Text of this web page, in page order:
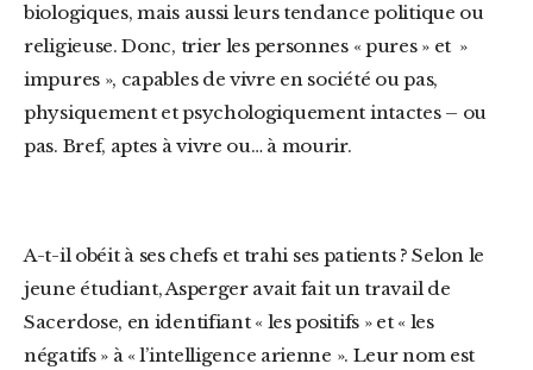
biologiques, mais aussi leurs tendance politique ou
religieuse. Donc, trier les personnes « pures » et »
impures », capables de vivre en société ou pas,
physiquement et psychologiquement intactes – ou
pas. Bref, aptes à vivre ou… à mourir.
A-t-il obéit à ses chefs et trahi ses patients ? Selon le
jeune étudiant, Asperger avait fait un travail de
Sacerdose, en identifiant « les positifs » et « les
négatifs » à « l’intelligence arienne ». Leur nom est